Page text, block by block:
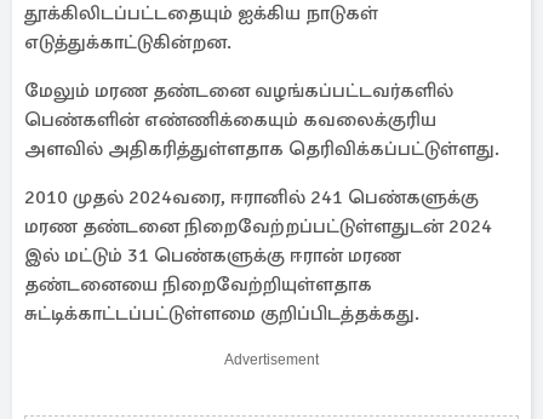
தூக்கிலிடப்பட்டதையும் ஐக்கிய நாடுகள்
எடுத்துக்காட்டுகின்றன.
மேலும் மரண தண்டனை வழங்கப்பட்டவர்களில்
பெண்களின் எண்ணிக்கையும் கவலைக்குரிய
அளவில் அதிகரித்துள்ளதாக தெரிவிக்கப்பட்டுள்ளது.
2010 முதல் 2024வரை, ஈரானில் 241 பெண்களுக்கு
மரண தண்டனை நிறைவேற்றப்பட்டுள்ளதுடன் 2024
இல் மட்டும் 31 பெண்களுக்கு ஈரான் மரண
தண்டனையை நிறைவேற்றியுள்ளதாக
சுட்டிக்காட்டப்பட்டுள்ளமை குறிப்பிடத்தக்கது.
Advertisement